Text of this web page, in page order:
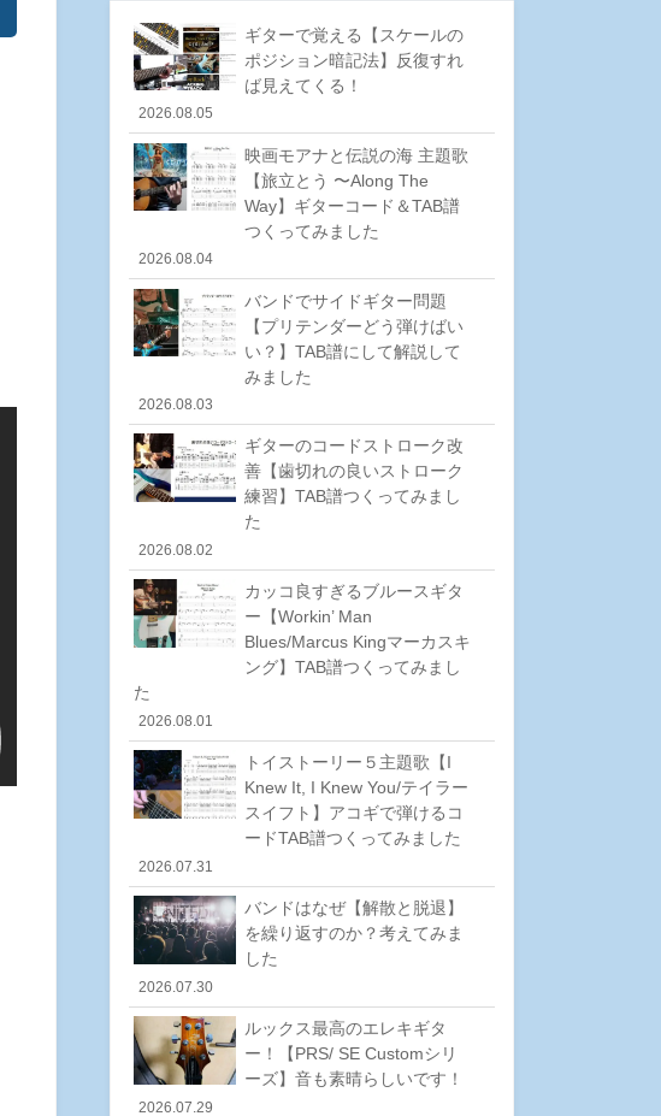
ギターで覚える【スケールの
ポジション暗記法】反復すれ
ば見えてくる！
2026.08.05
映画モアナと伝説の海 主題歌
【旅立とう 〜Along The
Way】ギターコード＆TAB譜
つくってみました
2026.08.04
バンドでサイドギター問題
【プリテンダーどう弾けばい
い？】TAB譜にして解説して
みました
2026.08.03
ギターのコードストローク改
善【歯切れの良いストローク
練習】TAB譜つくってみまし
た
2026.08.02
カッコ良すぎるブルースギタ
ー【Workin’ Man
Blues/Marcus Kingマーカスキ
ング】TAB譜つくってみまし
た
2026.08.01
トイストーリー５主題歌【I
Knew It, I Knew You/テイラー
スイフト】アコギで弾けるコ
ードTAB譜つくってみました
2026.07.31
バンドはなぜ【解散と脱退】
を繰り返すのか？考えてみま
した
2026.07.30
ルックス最高のエレキギタ
ー！【PRS/ SE Customシリ
ーズ】音も素晴らしいです！
2026.07.29